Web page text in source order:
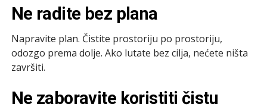
Ne radite bez plana
Napravite plan. Čistite prostoriju po prostoriju,
odozgo prema dolje. Ako lutate bez cilja, nećete ništa
završiti.
Ne zaboravite koristiti čistu